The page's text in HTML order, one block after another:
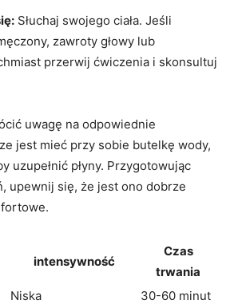
Słuchaj swojego ciała. Jeśli
zawroty głowy lub
przerwij ćwiczenia i skonsultuj
uwagę na odpowiednie
jest mieć przy sobie butelkę wody,
uzupełnić płyny. Przygotowując
upewnij się, że jest ono dobrze
intensywność
Czas
trwania
Niska 30-60 minut